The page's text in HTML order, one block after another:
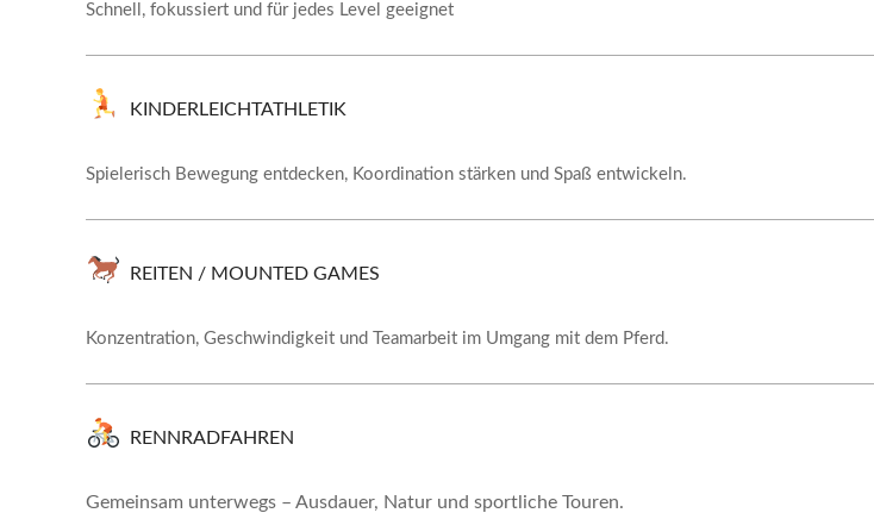
Schnell, fokussiert und für jedes Level geeignet
KINDERLEICHTATHLETIK
Spielerisch Bewegung entdecken, Koordination stärken und Spaß entwickeln.
REITEN / MOUNTED GAMES
Konzentration, Geschwindigkeit und Teamarbeit im Umgang mit dem Pferd.
RENNRADFAHREN
Gemeinsam unterwegs – Ausdauer, Natur und sportliche Touren.